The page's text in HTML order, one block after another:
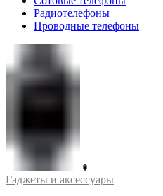
Радиотелефоны
Проводные телефоны
Гаджеты и аксессуары